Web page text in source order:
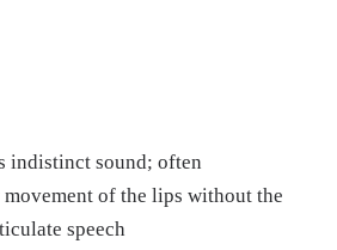
indistinct sound; often
of the lips without the
speech